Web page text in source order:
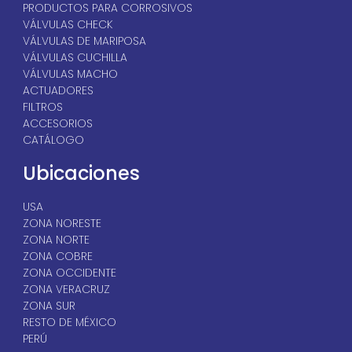
PRODUCTOS PARA CORROSIVOS
VÁLVULAS CHECK
VÁLVULAS DE MARIPOSA
VÁLVULAS CUCHILLA
VÁLVULAS MACHO
ACTUADORES
FILTROS
ACCESORIOS
CATÁLOGO
Ubicaciones
USA
ZONA NORESTE
ZONA NORTE
ZONA COBRE
ZONA OCCIDENTE
ZONA VERACRUZ
ZONA SUR
RESTO DE MÉXICO
PERÚ